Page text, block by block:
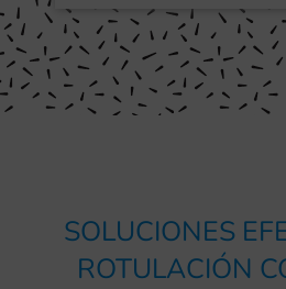
SOLUCIONES
ROTULACIÓN